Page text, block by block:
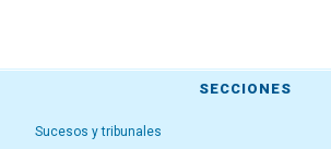
SECCIONES
Sucesos y tribunales